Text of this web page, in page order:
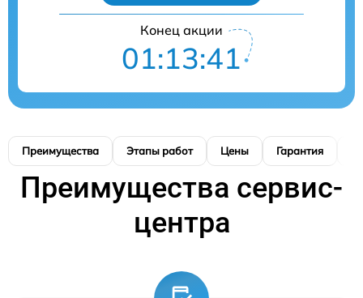
Конец акции
01:13:40
Преимущества Этапы работ Цены Гарантия
Преимущества сервис-
центра